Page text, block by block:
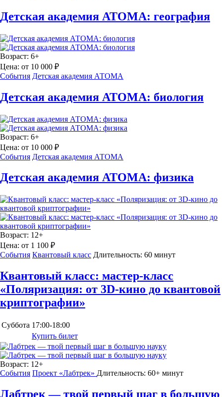
Детская академия АТОМА: география
Возраст: 6+
Цена: от 10 000 ₽
События Детская академия АТОМА
Детская академия АТОМА: биология
Возраст: 6+
Цена: от 10 000 ₽
События Детская академия АТОМА
Детская академия АТОМА: физика
Возраст: 12+
Цена: от 1 100 ₽
События Квантовый класс Длительность: 60 минут
Квантовый класс: мастер-класс
«Поляризация: от 3D-кино до квантовой
криптографии»
Суббота 17:00-18:00
Купить билет
Возраст: 12+
События Проект «Лабтрек» Длительность: 60+ минут
Лабтрек — твой первый шаг в большую